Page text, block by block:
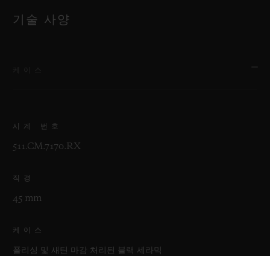
기술 사양
시계 번호
511.CM.7170.RX
직경
45 mm
케이스
폴리싱 및 새틴 마감 처리된 블랙 세라믹